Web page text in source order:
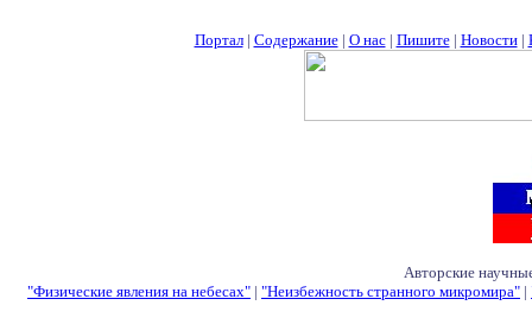
Портал| Содержание| О нас| Пишите| Новости|
Авторские
"Физические явления на небесах" | "Неизбежность странного микромира" |